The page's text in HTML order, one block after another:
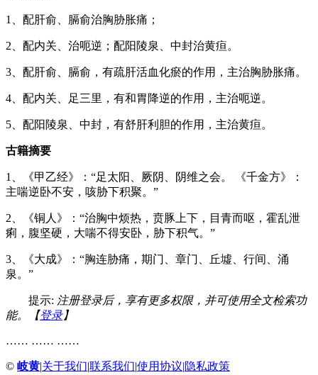
1、配肝俞、膈俞治胸胁胀痛；
2、配内关、治呃逆；配阳陵泉、中封治黄疸。
3、配肝俞、膈俞，有疏肝活血化瘀的作用，主治胸胁胀痛。
4、配内关、足三里，有和胃降逆的作用，主治呃逆。
5、配阳陵泉、中封，有舒肝利胆的作用，主治黄疸。
古籍摘要
1、《甲乙经》：“足太阳、厥阴、阴维之会。 《千金方》：
主喘逆卧不安，咳胁下积聚。”
2、《铜人》：“治胸中烦热，贲豚上下，目青而呕，霍乱泄
痢，腹坚硬，大喘不得安卧，胁下积气。”
3、《大成》：“胸连胁痛，期门、章门、丘墟、行间、涌
泉。”
提示: 注册登录后，享有更多权限，并可使用全文检索功
能。【登录】
…… …… ……
© 岐黄|关于我们|联系我们|使用协议|隐私政策